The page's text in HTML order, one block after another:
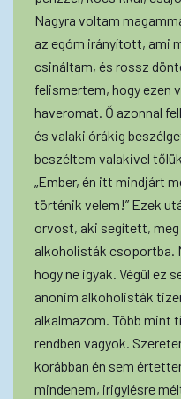
Nagyra voltam
az egóm irányított, ami
csináltam, és rossz
felismertem, hogy ezen
haveromat. Ő azonnal
és valaki órákig
beszéltem valakivel
„Ember, én itt mindjárt
történik velem!” Ezek
orvost, aki segített,
alkoholisták csoportba.
hogy ne igyak. Végül ez
anonim alkoholisták
alkalmazom. Több mint
rendben vagyok.
korábban én sem
mindenem, irigylésre